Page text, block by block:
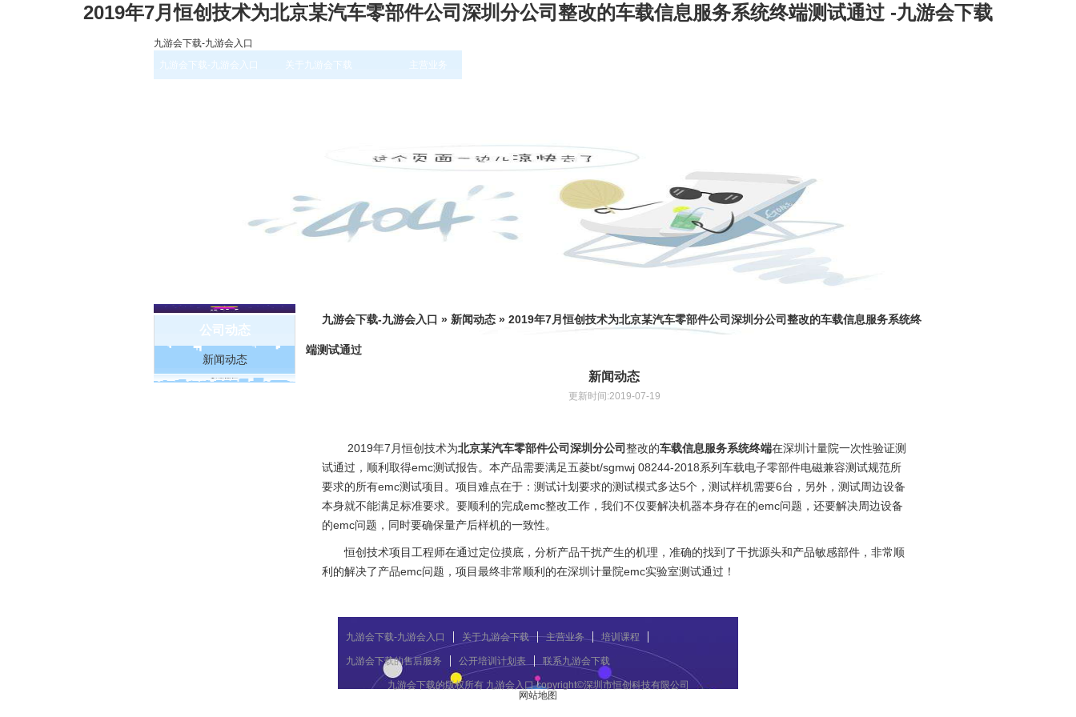
2019年7月恒创技术为北京某汽车零部件公司深圳分公司整改的车载信息服务系统终端测试通过 -九游会下载
九游会下载-九游会入口
九游会下载-九游会入口
关于九游会下载 主营业务
公司动态
新闻动态
九游会下载-九游会入口 » 新闻动态 » 2019年7月恒创技术为北京某汽车零部件公司深圳分公司整改的车载信息服务系统终
端测试通过
新闻动态
更新时间:2019-07-19
2019年7月恒创技术为北京某汽车零部件公司深圳分公司整改的车载信息服务系统终端在深圳计量院一次性验证测
试通过，顺利取得emc测试报告。本产品需要满足五菱bt/sgmwj 08244-2018系列车载电子零部件电磁兼容测试规范所
要求的所有emc测试项目。项目难点在于：测试计划要求的测试模式多达5个，测试样机需要6台，另外，测试周边设备
本身就不能满足标准要求。要顺利的完成emc整改工作，我们不仅要解决机器本身存在的emc问题，还要解决周边设备
的emc问题，同时要确保量产后样机的一致性。
恒创技术项目工程师在通过定位摸底，分析产品干扰产生的机理，准确的找到了干扰源头和产品敏感部件，非常顺
利的解决了产品emc问题，项目最终非常顺利的在深圳计量院emc实验室测试通过！
九游会下载-九游会入口 关于九游会下载 主营业务 培训课程
九游会下载的售后服务 公开培训计划表 联系九游会下载
九游会下载的版权所有 九游会入口 copyright©深圳市恒创科技有限公司
网站地图